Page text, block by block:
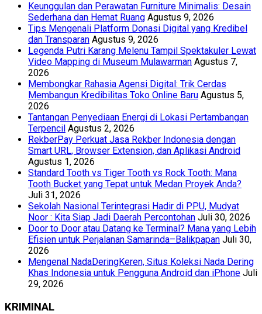
Keunggulan dan Perawatan Furniture Minimalis: Desain
Sederhana dan Hemat Ruang Agustus 9, 2026
Tips Mengenali Platform Donasi Digital yang Kredibel
dan Transparan Agustus 9, 2026
Legenda Putri Karang Melenu Tampil Spektakuler Lewat
Video Mapping di Museum Mulawarman Agustus 7,
2026
Membongkar Rahasia Agensi Digital: Trik Cerdas
Membangun Kredibilitas Toko Online Baru Agustus 5,
2026
Tantangan Penyediaan Energi di Lokasi Pertambangan
Terpencil Agustus 2, 2026
RekberPay Perkuat Jasa Rekber Indonesia dengan
Smart URL, Browser Extension, dan Aplikasi Android
Agustus 1, 2026
Standard Tooth vs Tiger Tooth vs Rock Tooth: Mana
Tooth Bucket yang Tepat untuk Medan Proyek Anda?
Juli 31, 2026
Sekolah Nasional Terintegrasi Hadir di PPU, Mudyat
Noor : Kita Siap Jadi Daerah Percontohan Juli 30, 2026
Door to Door atau Datang ke Terminal? Mana yang Lebih
Efisien untuk Perjalanan Samarinda–Balikpapan Juli 30,
2026
Mengenal NadaDeringKeren, Situs Koleksi Nada Dering
Khas Indonesia untuk Pengguna Android dan iPhone Juli
29, 2026
KRIMINAL